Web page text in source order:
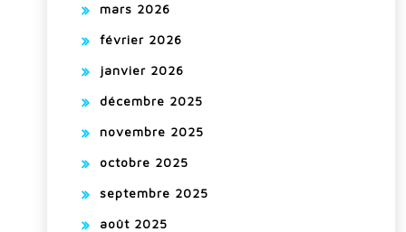
mars 2026
février 2026
janvier 2026
décembre 2025
novembre 2025
octobre 2025
septembre 2025
août 2025